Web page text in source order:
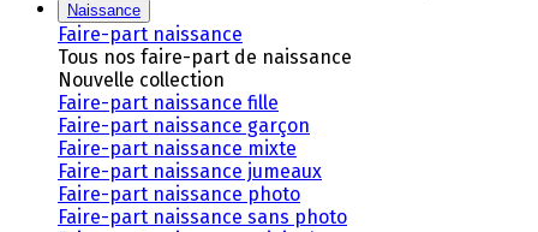
Naissance
Faire-part naissance
Tous nos faire-part de naissance
Nouvelle collection
Faire-part naissance fille
Faire-part naissance garçon
Faire-part naissance mixte
Faire-part naissance jumeaux
Faire-part naissance photo
Faire-part naissance sans photo